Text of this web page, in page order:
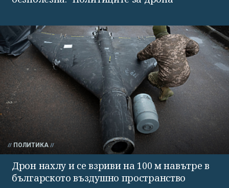
ПОЛИТИКА
Дрон нахлу и се взриви на 100 м навътре в
българското въздушно пространство